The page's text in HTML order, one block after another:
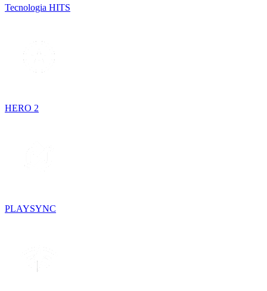
Tecnologia HITS
HERO 2
PLAYSYNC